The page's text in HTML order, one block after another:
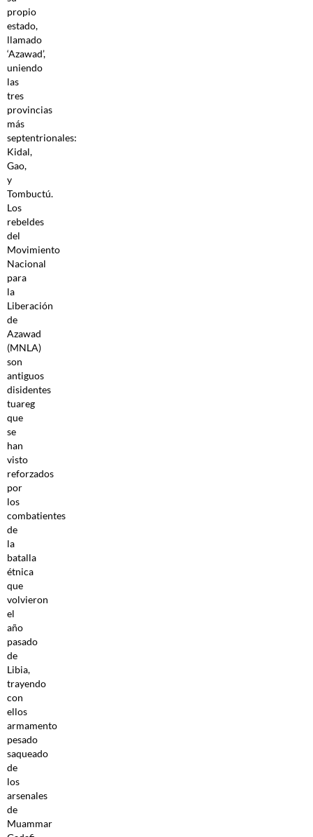
propio
estado,
llamado
‘Azawad’,
uniendo
las
tres
provincias
más
septentrionales:
Kidal,
Gao,
y
Tombuctú.
Los
rebeldes
del
Movimiento
Nacional
para
la
Liberación
de
Azawad
(MNLA)
son
antiguos
disidentes
tuareg
que
se
han
visto
reforzados
por
los
combatientes
de
la
batalla
étnica
que
volvieron
el
año
pasado
de
Libia,
trayendo
con
ellos
armamento
pesado
saqueado
de
los
arsenales
de
Muammar